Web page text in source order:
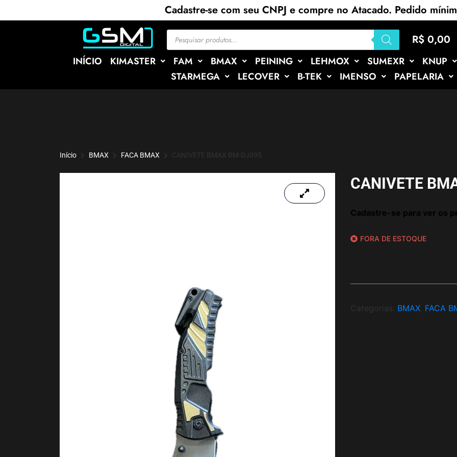
Cadastre-se com seu CNPJ e compre no Atacado. Pedido
R$ 0,00
INÍCIO KIMASTER FAM BMAX PEINING LEHMOX SUMEXR
KNUP
STARMEGA
LECOVER B-TEK IMENSO PAPELARIA
Início BMAX FACA BMAX CANIVETE BMAX BM-DJ095
CANIVETE
Cadastre-se para ver os
FORA DE ESTOQUE
Categorias: BMAX, FACA